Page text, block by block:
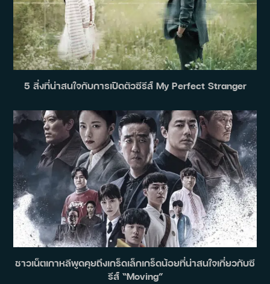
5 สิ่งที่น่าสนใจกับการเปิดตัวซีรีส์ My Perfect Stranger
ชาวเน็ตเกาหลีพูดคุยถึงเกร็ดเล็กเกร็ดน้อยที่น่าสนใจเกี่ยวกับซี
รีส์ “Moving”